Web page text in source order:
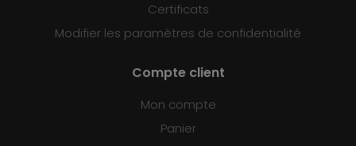
Certificats
Modifier les paramètres de confidentialité
Compte client
Mon compte
Panier